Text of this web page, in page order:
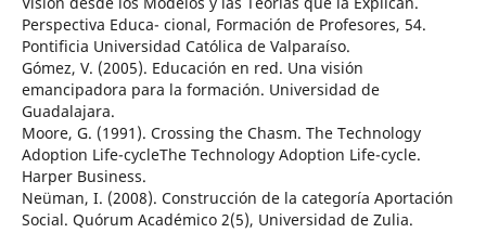
Perspectiva Educa- cional, Formación de Profesores, 54.
Pontificia Universidad Católica de Valparaíso.
Gómez, V. (2005). Educación en red. Una visión
emancipadora para la formación. Universidad de
Guadalajara.
Moore, G. (1991). Crossing the Chasm. The Technology
Adoption Life-cycleThe Technology Adoption Life-cycle.
Harper Business.
Neüman, I. (2008). Construcción de la categoría Aportación
Social. Quórum Académico 2(5), Universidad de Zulia.